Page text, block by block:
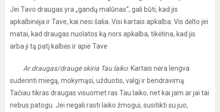
Jei Tavo draugas yra „gandų malūnas“, gali būti, kad jis
apkalbinėja ir Tave, kai nesi šalia. Visi kartais apkalba. Vis dėlto jei
matai, kad draugas nuolatos ką nors apkalba, tikėtina, kad jis
arba ji tą patį kalbės ir apie Tave
Ar draugas/draugė skiria Tau laiko. Kartais nėra lengva
suderinti miegą, mokymąsi, užduotis, valgį ir bendravimą.
Tačiau tikras draugas visuomet ras Tau laiko, net kai jam ar jai tai
nebus patogu. Jei negali rasti laiko žmogui, susitikti su juo,